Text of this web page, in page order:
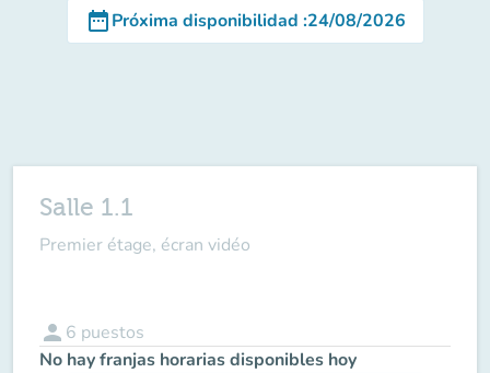
date_rangePróxima disponibilidad :24/08/2026
Salle 1.1
Premier étage, écran vidéo
person 6 puestos
No hay franjas horarias disponibles hoy